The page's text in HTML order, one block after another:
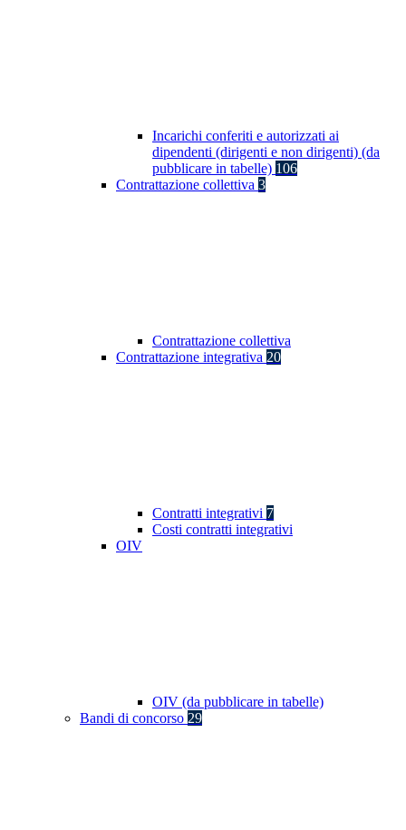
Incarichi conferiti e autorizzati ai
dipendenti (dirigenti e non dirigenti) (da
pubblicare in tabelle) 106
Contrattazione collettiva 3
Contrattazione collettiva
Contrattazione integrativa 20
Contratti integrativi 7
Costi contratti integrativi
OIV
OIV (da pubblicare in tabelle)
Bandi di concorso 29